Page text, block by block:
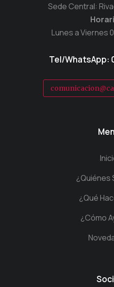
Sede Central:
Lunes a Viernes
Tel/WhatsApp:
¿Quiénes
¿Qué
¿Cómo